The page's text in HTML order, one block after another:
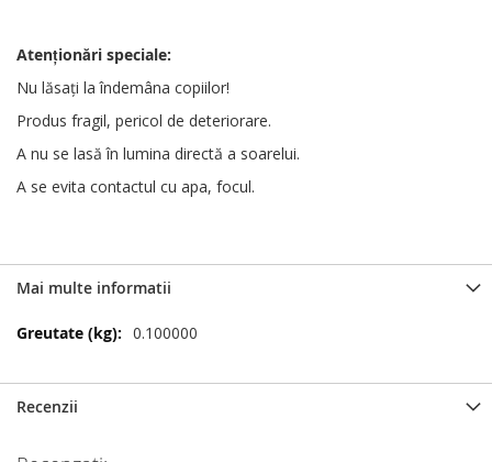
Atenționări speciale:
Nu lăsați la îndemâna copiilor!
Produs fragil, pericol de deteriorare.
A nu se lasă în lumina directă a soarelui.
A se evita contactul cu apa, focul.
Mai multe informatii
Mai
0.100000
Recenzii